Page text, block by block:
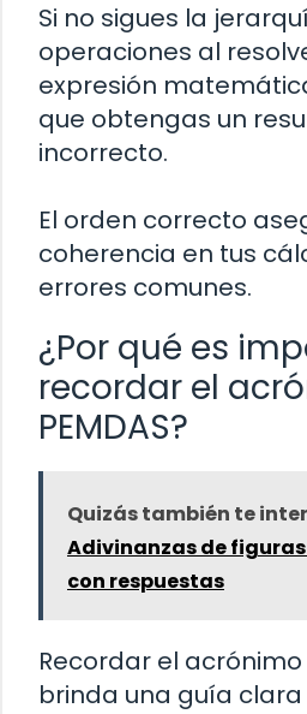
Si no sigues la
operaciones al
expresión
que obtengas un
incorrecto.
El orden correcto
coherencia en tus
errores comunes.
¿Por qué es
recordar el
PEMDAS?
Quizás también te
Adivinanzas de
con respuestas
Recordar el acrónimo
brinda una guía